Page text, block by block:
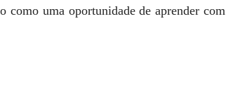
como uma oportunidade de aprender com